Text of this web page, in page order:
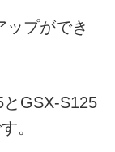
報や最新
した実用性』
にはアドレ
ップができ
GSX-S125
。